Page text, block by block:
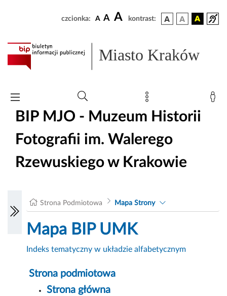
czcionka: A A A kontrast:
Miasto Kraków
BIP MJO - Muzeum Historii
Fotografii im. Walerego
Rzewuskiego w Krakowie
Strona Podmiotowa Mapa Strony
Mapa BIP UMK
Indeks tematyczny w układzie alfabetycznym
Strona podmiotowa
Strona główna